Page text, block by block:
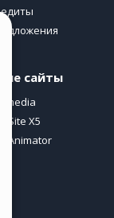
сайты
X5